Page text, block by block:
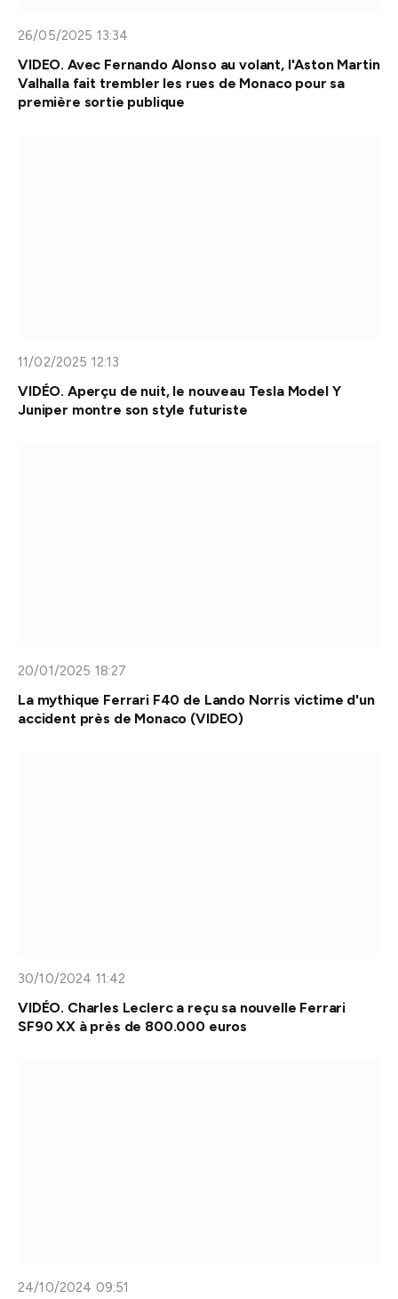
26/05/2025 13:34
VIDEO. Avec Fernando Alonso au volant, l'Aston Martin
Valhalla fait trembler les rues de Monaco pour sa
première sortie publique
11/02/2025 12:13
VIDÉO. Aperçu de nuit, le nouveau Tesla Model Y
Juniper montre son style futuriste
20/01/2025 18:27
La mythique Ferrari F40 de Lando Norris victime d'un
accident près de Monaco (VIDEO)
30/10/2024 11:42
VIDÉO. Charles Leclerc a reçu sa nouvelle Ferrari
SF90 XX à près de 800.000 euros
24/10/2024 09:51